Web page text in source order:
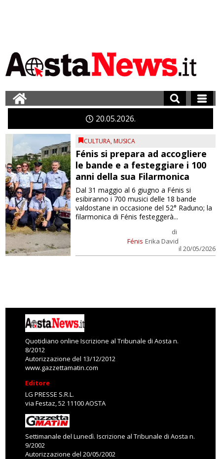
2005 2026
CULTURA, MUSICA
Fénis si prepara ad accogliere
le bande e a festeggiare i 100
anni della sua Filarmonica
Fénis
di
Erika David
il 20/05/2026
Dal 31 maggio al 6 giugno a Fénis si
esibiranno i 700 musici delle 18 bande
valdostane in occasione del 52° Raduno; la
filarmonica di Fénis festeggerà...
Quotidiano online Iscrizione al Tribunale di Aosta n.
8/2012
Autorizzazione del 13/12/2012
www.gazzettamatin.com
Editore
LG PRESSE S.R.L.
via Festaz, 52 11100 AOSTA
Settimanale del Lunedì. Iscrizione al Tribunale di Aosta n.
9/2002
Autorizzazione del 20/05/2002